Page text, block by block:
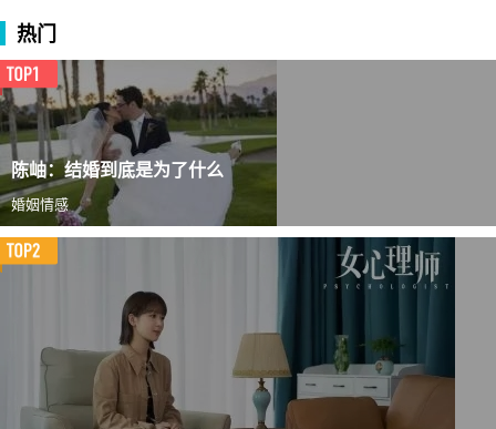
热门
陈岫：结婚到底是为了什么
婚姻情感